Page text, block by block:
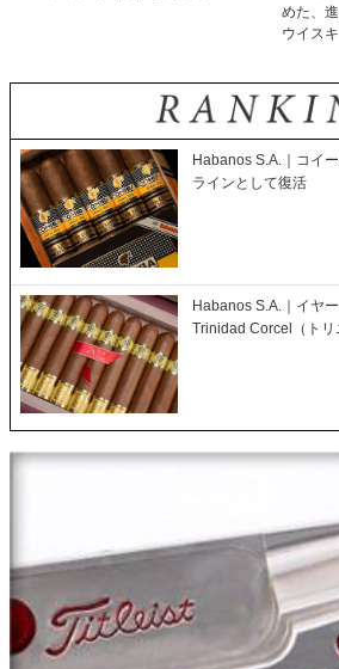
めた、
ウイス
Habanos S.A.｜コイ
ラインとして復活
Habanos S.A.｜イヤ
Trinidad Corcel（ト